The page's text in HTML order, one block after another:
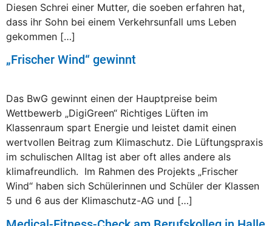
Diesen Schrei einer Mutter, die soeben erfahren hat,
dass ihr Sohn bei einem Verkehrsunfall ums Leben
gekommen […]
„Frischer Wind“ gewinnt
Das BwG gewinnt einen der Hauptpreise beim
Wettbewerb „DigiGreen“ Richtiges Lüften im
Klassenraum spart Energie und leistet damit einen
wertvollen Beitrag zum Klimaschutz. Die Lüftungspraxis
im schulischen Alltag ist aber oft alles andere als
klimafreundlich. Im Rahmen des Projekts „Frischer
Wind“ haben sich Schülerinnen und Schüler der Klassen
5 und 6 aus der Klimaschutz-AG und […]